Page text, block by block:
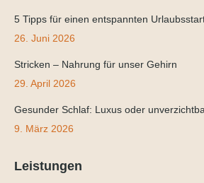
5 Tipps für einen entspannten
26. Juni 2026
Stricken – Nahrung für unser Gehirn
29. April 2026
Gesunder Schlaf: Luxus oder
9. März 2026
Leistungen